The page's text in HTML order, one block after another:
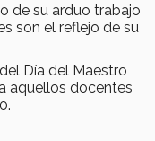
de su arduo trabajo
son el reflejo de su
Día del Maestro
aquellos docentes